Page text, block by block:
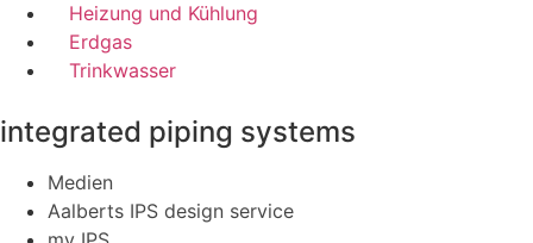
Heizung und Kühlung
Erdgas
Trinkwasser
integrated piping systems
Medien
Aalberts IPS design service